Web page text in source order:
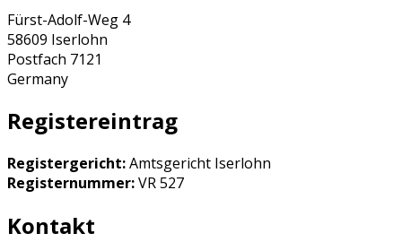
Fürst-Adolf-Weg 4
58609 Iserlohn
Postfach 7121
Germany
Registereintrag
Registergericht:Amtsgericht Iserlohn
Registernummer:VR 527
Kontakt